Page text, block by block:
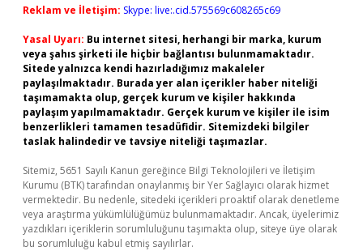
Reklam ve İletişim: Skype: live:.cid.575569c608265c69
Yasal Uyarı: Bu internet sitesi, herhangi bir marka, kurum
veya şahıs şirketi ile hiçbir bağlantısı bulunmamaktadır.
Sitede yalnızca kendi hazırladığımız makaleler
paylaşılmaktadır. Burada yer alan içerikler haber niteliği
taşımamakta olup, gerçek kurum ve kişiler hakkında
paylaşım yapılmamaktadır. Gerçek kurum ve kişiler ile isim
benzerlikleri tamamen tesadüfidir. Sitemizdeki bilgiler
taslak halindedir ve tavsiye niteliği taşımazlar.
Sitemiz, 5651 Sayılı Kanun gereğince Bilgi Teknolojileri ve İletişim
Kurumu (BTK) tarafından onaylanmış bir Yer Sağlayıcı olarak hizmet
vermektedir. Bu nedenle, sitedeki içerikleri proaktif olarak denetleme
veya araştırma yükümlülüğümüz bulunmamaktadır. Ancak, üyelerimiz
yazdıkları içeriklerin sorumluluğunu taşımakta olup, siteye üye olarak
bu sorumluluğu kabul etmiş sayılırlar.